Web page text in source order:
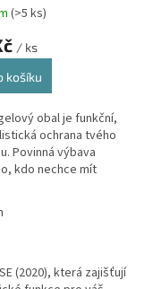
(>5 ks)
/ ks
košíku
obal je funkční,
ochrana tvého
Povinná výbava
kdo nechce mít
(2020), která zajišťují